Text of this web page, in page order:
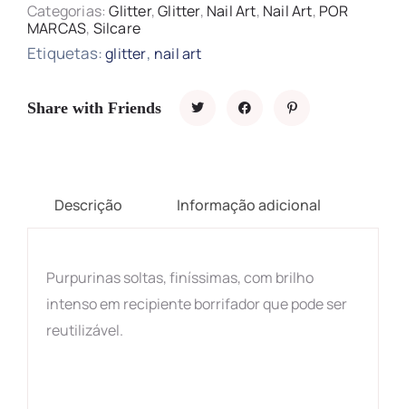
Categorias:Glitter,Glitter, Nail Art, Nail Art, POR
MARCAS, Silcare
Etiquetas:glitter, nail art
Share with Friends
Descrição Informação adicional
Purpurinas soltas, finíssimas, com brilho
intenso em recipiente borrifador que pode ser
reutilizável.